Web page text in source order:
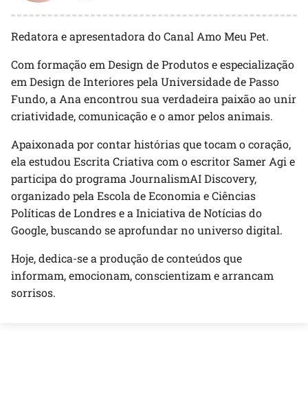
Redatora e apresentadora do Canal Amo Meu Pet.
Com formação em Design de Produtos e especialização
em Design de Interiores pela Universidade de Passo
Fundo, a Ana encontrou sua verdadeira paixão ao unir
criatividade, comunicação e o amor pelos animais.
Apaixonada por contar histórias que tocam o coração,
ela estudou Escrita Criativa com o escritor Samer Agi e
participa do programa JournalismAI Discovery,
organizado pela Escola de Economia e Ciências
Políticas de Londres e a Iniciativa de Notícias do
Google, buscando se aprofundar no universo digital.
Hoje, dedica-se a produção de conteúdos que
informam, emocionam, conscientizam e arrancam
sorrisos.